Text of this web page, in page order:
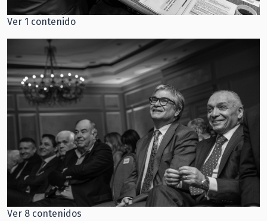
Ver 1 contenido
Ver 8 contenidos